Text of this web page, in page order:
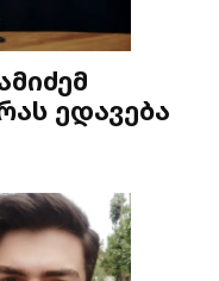
ედავება